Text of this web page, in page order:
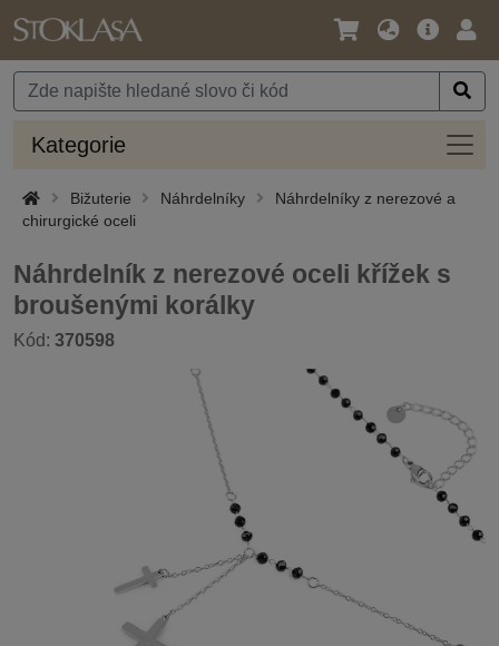
Jazyk
Měna
Hlavní
Kategorie
Bižuterie Náhrdelníky
Náhrdelníky z nerezové a
chirurgické oceli
Náhrdelník z nerezové oceli křížek s
broušenými korálky
Kód: 370598